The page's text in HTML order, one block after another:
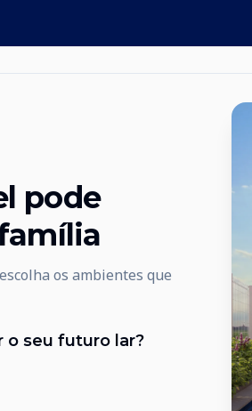
pode
os ambientes que
o seu futuro lar?